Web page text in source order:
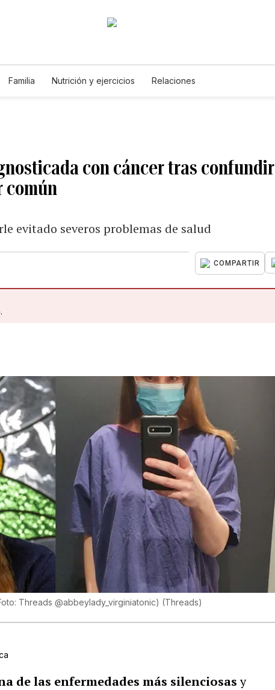
Familia Nutrición y ejercicios Relaciones
con cáncer tras confundir
común
evitado severos problemas de salud
COMPARTIR
Threads @abbeylady_virginiatonic) (Threads)
de las enfermedades más silenciosasy